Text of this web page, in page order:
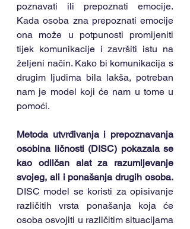
poznavati ili prepoznati emocije.
Kada osoba zna prepoznati emocije
ona može u potpunosti promijeniti
tijek komunikacije i završiti istu na
željeni način. Kako bi komunikacija s
drugim ljudima bila lakša, potreban
nam je model koji će nam u tome u
pomoći.
Metoda utvrđivanja i prepoznavanja
osobina ličnosti (DISC) pokazala se
kao odličan alat za razumijevanje
svojeg, ali i ponašanja drugih osoba.
DISC model se koristi za opisivanje
različitih vrsta ponašanja koja će
osoba osvojiti u različitim situacijama